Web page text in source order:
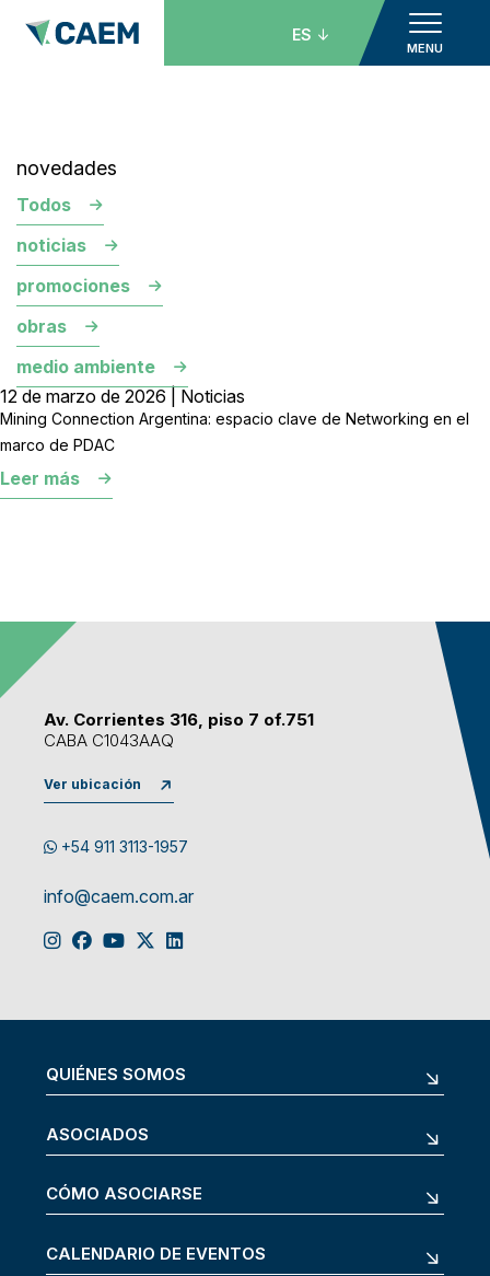
MENU
ES
novedades
Todos
noticias
promociones
obras
medio ambiente
12 de marzo de 2026 | Noticias
Mining Connection Argentina: espacio clave de Networking en el
marco de PDAC
Leer más
Av. Corrientes 316, piso 7 of.751
CABA C1043AAQ
Ver ubicación
+54 911 3113-1957
info@caem.com.ar
QUIÉNES SOMOS
ASOCIADOS
CÓMO ASOCIARSE
CALENDARIO DE EVENTOS